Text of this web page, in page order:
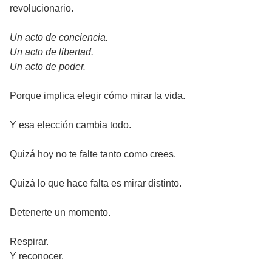
revolucionario.
Un acto de conciencia.
Un acto de libertad.
Un acto de poder.
Porque implica elegir cómo mirar la vida.
Y esa elección cambia todo.
Quizá hoy no te falte tanto como crees.
Quizá lo que hace falta es mirar distinto.
Detenerte un momento.
Respirar.
Y reconocer.